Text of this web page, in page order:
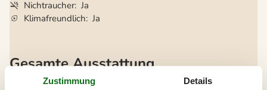
Nichtraucher Ja
Klimafreundlich Ja
Gesamte Ausstattung
BadezimmerZustimmung Details